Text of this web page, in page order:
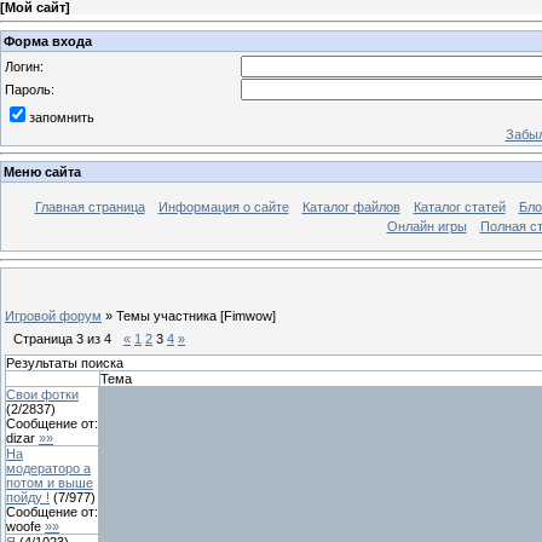
[Мой сайт]
Форма входа
Логин:
Пароль:
запомнить
Меню сайта
Главная страница Информация о сайте Каталог файлов Каталог статей
Онлайн игры
Полная
Игровой форум » Темы участника [Fimwow]
Страница 3 из 4 « 1 2 3 4 »
Результаты поиска
Тема
Свои фотки
(2/2837)
Сообщение от:
dizar »»
На
модераторо а
потом и выше
пойду ! (7/977)
Сообщение от:
woofe »»